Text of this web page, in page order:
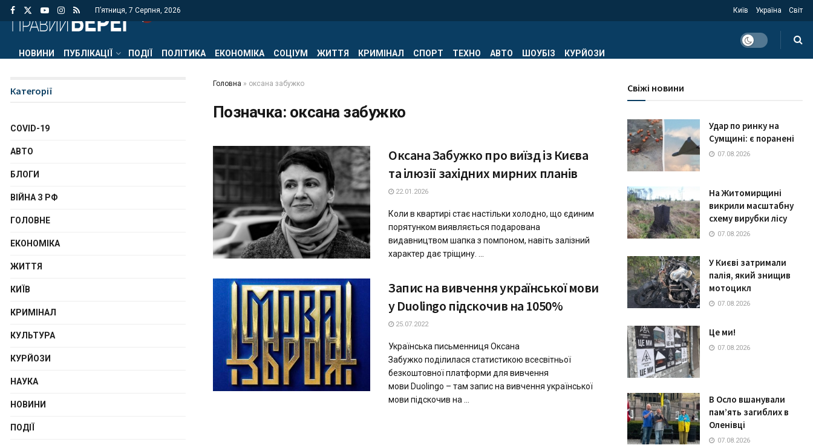
П’ятниця, 7 Серпня, 2026 Київ Україна Світ
НОВИНИ ПУБЛІКАЦІЇ ПОДІЇ ПОЛІТИКА ЕКОНОМІКА СОЦІУМ ЖИТТЯ КРИМІНАЛ СПОРТ ТЕХНО АВТО ШОУБІЗ КУРЙОЗИ
Головна » оксана забужко
Позначка: оксана забужко
Оксана Забужко про виїзд із Києва
та ілюзії західних мирних планів
22.01.2026
Коли в квартирі стає настільки холодно, що єдиним
порятунком виявляється подарована
видавництвом шапка з помпоном, навіть залізний
характер дає тріщину. ...
Запис на вивчення української мови
у Duolingo підскочив на 1050%
25.07.2022
Українська письменниця Оксана
Забужко поділилася статистикою всесвітньої
безкоштовної платформи для вивчення
мови Duolingo – там запис на вивчення української
мови підскочив на ...
Категорії
COVID-19
АВТО
БЛОГИ
ВІЙНА З РФ
ГОЛОВНЕ
ЕКОНОМІКА
ЖИТТЯ
КИЇВ
КРИМІНАЛ
КУЛЬТУРА
КУРЙОЗИ
НАУКА
НОВИНИ
ПОДІЇ
Свіжі новини
Удар по ринку на
Сумщині: є поранені
07.08.2026
На Житомирщині
викрили масштабну
схему вирубки лісу
07.08.2026
У Києві затримали
палія, який знищив
мотоцикл
07.08.2026
Це ми!
07.08.2026
В Осло вшанували
пам’ять загиблих в
Оленівці
07.08.2026